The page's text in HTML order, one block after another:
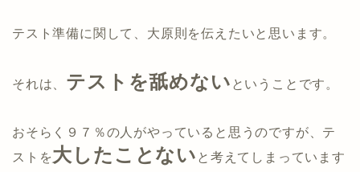
テスト準備に関して、大原則を伝えたいと思います。
それは、 テストを舐めない ということです。
おそらく９７％の人がやっていると思うのですが、テ
ストを大したことない と考えてしまっています